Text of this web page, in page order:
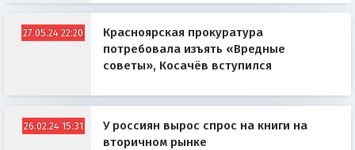
27.05.24 22:20
Красноярская прокуратура
потребовала изъять «Вредные
советы», Косачёв вступился
26.02.24 15:31
У россиян вырос спрос на книги на
вторичном рынке